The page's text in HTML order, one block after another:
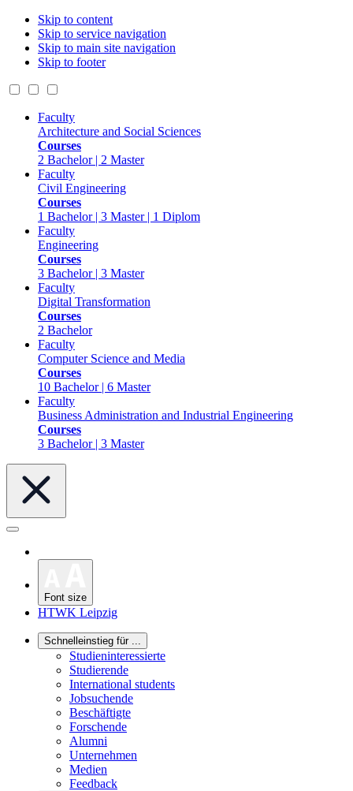
Skip to content
Skip to service navigation
Skip to main site navigation
Skip to footer
Faculty
Architecture and Social Sciences
Courses
2 Bachelor | 2 Master
Faculty
Civil Engineering
Courses
1 Bachelor | 3 Master | 1 Diplom
Faculty
Engineering
Courses
3 Bachelor | 3 Master
Faculty
Digital Transformation
Courses
2 Bachelor
Faculty
Computer Science and Media
Courses
10 Bachelor | 6 Master
Faculty
Business Administration and Industrial Engineering
Courses
3 Bachelor | 3 Master
Font size
HTWK Leipzig
Schnelleinstieg für ...
Studieninteressierte
Studierende
International students
Jobsuchende
Beschäftigte
Forschende
Alumni
Unternehmen
Medien
Feedback